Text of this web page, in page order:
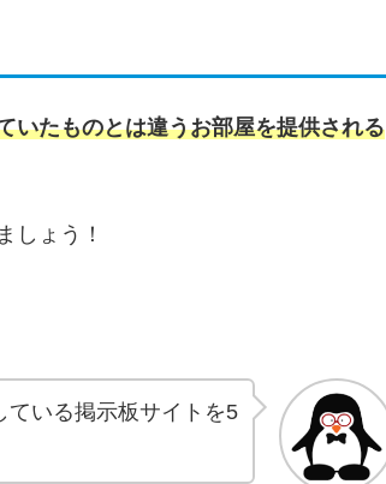
いたものとは違うお部屋を提供される
しょう！
ている掲示板サイトを5